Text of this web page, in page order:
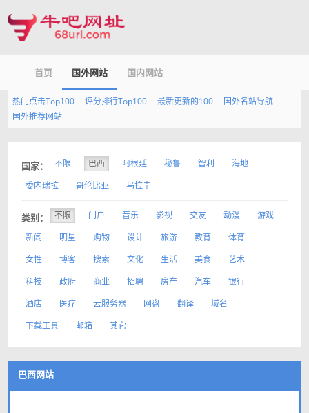
首页 国外网站 国内网站
热门点击Top100 评分排行Top100 最新更新的100
国外名站导航
国外推荐网站
国家： 不限 巴西 阿根廷 秘鲁 智利
海地
委内瑞拉
哥伦比亚 乌拉圭
类别： 不限 门户 音乐 影视 交友 动漫
游戏
新闻
明星 购物 设计 旅游 教育
体育
女性
博客 搜索 文化 生活 美食
艺术
科技
政府 商业 招聘 房产 汽车
银行
酒店
医疗 云服务器 网盘 翻译
域名
下载工具
邮箱 其它
巴西网站